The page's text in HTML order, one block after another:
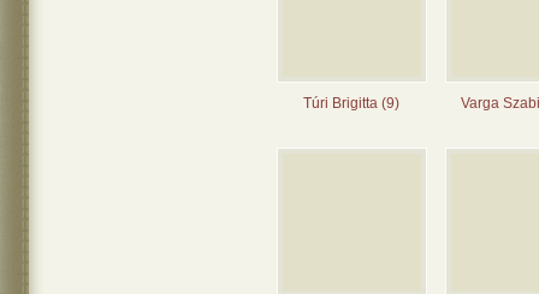
Túri Brigitta (9) Varga